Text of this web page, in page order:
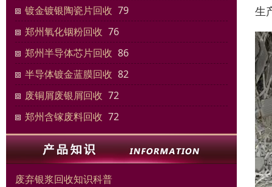
镀金镀银陶瓷片回收 79
郑州氧化铟粉回收 76
郑州半导体芯片回收 86
半导体镀金蓝膜回收 82
废铜屑废银屑回收 72
郑州含镓废料回收 72
废弃银浆回收知识科普
生